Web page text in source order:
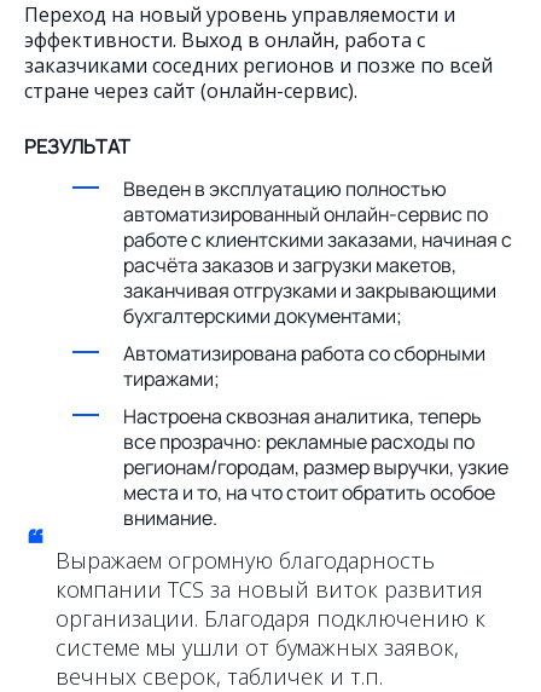
Переход на новый уровень управляемости и
эффективности. Выход в онлайн, работа с
заказчиками соседних регионов и позже по всей
стране через сайт (онлайн-сервис).
РЕЗУЛЬТАТ
Введен в эксплуатацию полностью
автоматизированный онлайн-сервис по
работе с клиентскими заказами, начиная с
расчёта заказов и загрузки макетов,
заканчивая отгрузками и закрывающими
бухгалтерскими документами;
Автоматизирована работа со сборными
тиражами;
Настроена сквозная аналитика, теперь
все прозрачно: рекламные расходы по
регионам/городам, размер выручки, узкие
места и то, на что стоит обратить особое
внимание.
“ Выражаем огромную благодарность
компании TCS за новый виток развития
организации. Благодаря подключению к
системе мы ушли от бумажных заявок,
вечных сверок, табличек и т.п.